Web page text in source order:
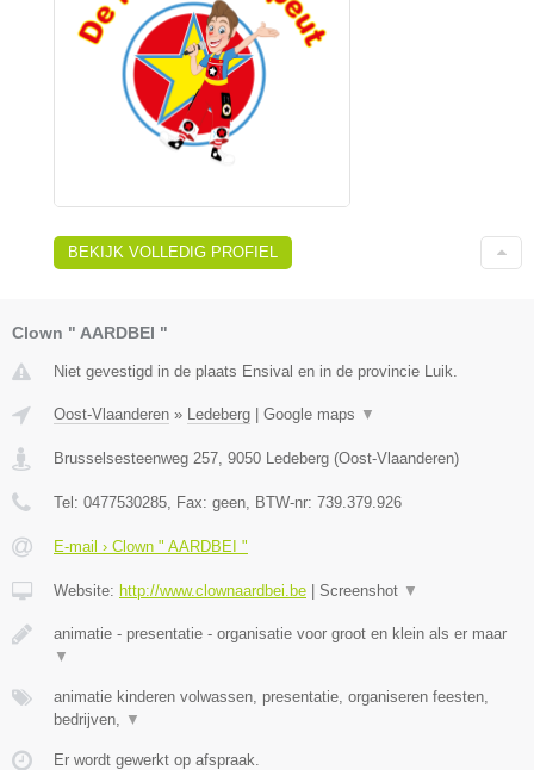
BEKIJK VOLLEDIG PROFIEL
Clown " AARDBEI "
Niet gevestigd in de plaats Ensival en in de provincie Luik.
Oost-Vlaanderen » Ledeberg | Google maps ▼
Brusselsesteenweg 257 9050 Ledeberg (Oost-Vlaanderen)
Tel: 0477530285 , Fax: geen , BTW-nr: 739.379.926
E-mail › Clown " AARDBEI "
Website: http://www.clownaardbei.be | Screenshot ▼
animatie - presentatie - organisatie voor groot en klein als er maar
▼
animatie kinderen volwassen, presentatie, organiseren feesten,
bedrijven,
▼
Er wordt gewerkt op afspraak.